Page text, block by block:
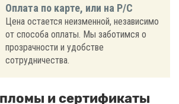
Оплата по карте, или на Р/С
Цена остается неизменной, независимо
от способа оплаты. Мы заботимся о
прозрачности и удобстве
сотрудничества.
и сертификаты